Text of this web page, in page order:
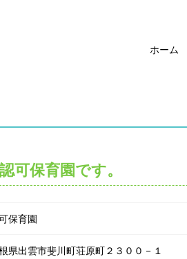
ホーム
可保育園です。
保育園
県出雲市斐川町荘原町２３００－１